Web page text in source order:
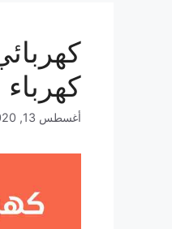
أغسطس 13, 2020